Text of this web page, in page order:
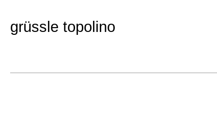
grüssle topolino